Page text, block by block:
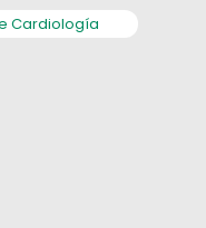
Cardiología